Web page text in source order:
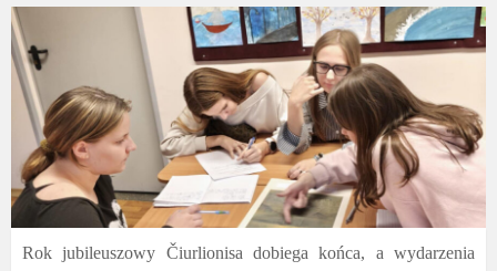
Rok jubileuszowy Čiurlionisa dobiega końca, a wydarzenia